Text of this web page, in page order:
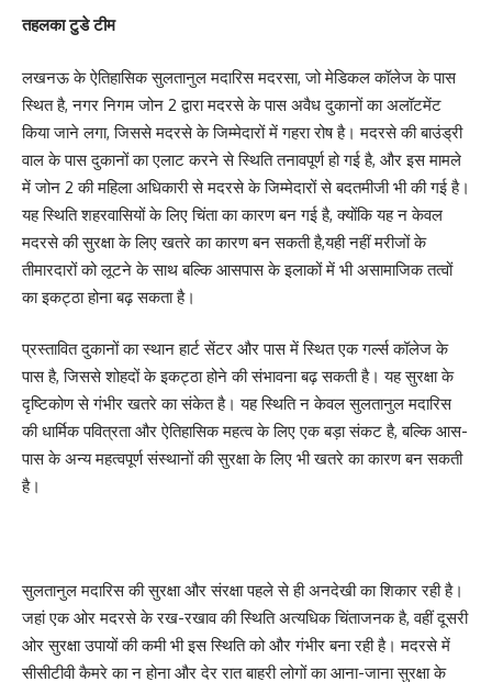
तहलका टुडे टीम
लखनऊ के ऐतिहासिक सुलतानुल मदारिस मदरसा, जो मेडिकल कॉलेज के पास
स्थित है, नगर निगम जोन 2 द्वारा मदरसे के पास अवैध दुकानों का अलॉटमेंट
किया जाने लगा, जिससे मदरसे के जिम्मेदारों में गहरा रोष है। मदरसे की बाउंड्री
वाल के पास दुकानों का एलाट करने से स्थिति तनावपूर्ण हो गई है, और इस मामले
में जोन 2 की महिला अधिकारी से मदरसे के जिम्मेदारों से बदतमीजी भी की गई है।
यह स्थिति शहरवासियों के लिए चिंता का कारण बन गई है, क्योंकि यह न केवल
मदरसे की सुरक्षा के लिए खतरे का कारण बन सकती है,यही नहीं मरीजों के
तीमारदारों को लूटने के साथ बल्कि आसपास के इलाकों में भी असामाजिक तत्वों
का इकट्ठा होना बढ़ सकता है।
प्रस्तावित दुकानों का स्थान हार्ट सेंटर और पास में स्थित एक गर्ल्स कॉलेज के
पास है, जिससे शोहदों के इकट्ठा होने की संभावना बढ़ सकती है। यह सुरक्षा के
दृष्टिकोण से गंभीर खतरे का संकेत है। यह स्थिति न केवल सुलतानुल मदारिस
की धार्मिक पवित्रता और ऐतिहासिक महत्व के लिए एक बड़ा संकट है, बल्कि आस-
पास के अन्य महत्वपूर्ण संस्थानों की सुरक्षा के लिए भी खतरे का कारण बन सकती
है।
सुलतानुल मदारिस की सुरक्षा और संरक्षा पहले से ही अनदेखी का शिकार रही है।
जहां एक ओर मदरसे के रख-रखाव की स्थिति अत्यधिक चिंताजनक है, वहीं दूसरी
ओर सुरक्षा उपायों की कमी भी इस स्थिति को और गंभीर बना रही है। मदरसे में
सीसीटीवी कैमरे का न होना और देर रात बाहरी लोगों का आना-जाना सुरक्षा के